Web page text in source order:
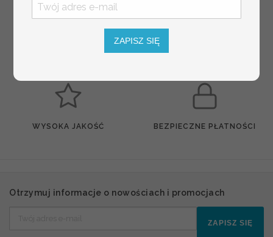
WYSOKA JAKOŚĆ BEZPIECZNE PŁATNOŚCI
Otrzymuj informacje o nowościach i promocjach
ZAPISZ SIĘ
ZAPISZ SIĘ